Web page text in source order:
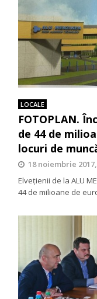
LOCALE
FOTOPLAN.
de 44 de
locuri de
18 noiembrie
Elveţienii de la ALU
44 de milioane de